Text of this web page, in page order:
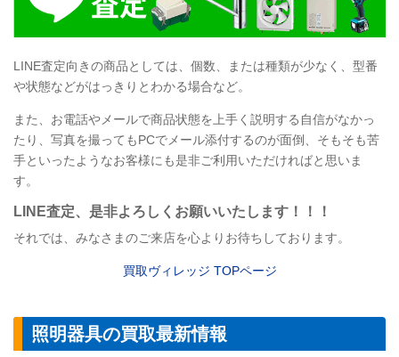
LINE査定向きの商品としては、個数、または種類が少なく、型番
や状態などがはっきりとわかる場合など。
また、お電話やメールで商品状態を上手く説明する自信がなかっ
たり、写真を撮ってもPCでメール添付するのが面倒、そもそも苦
手といったようなお客様にも是非ご利用いただければと思いま
す。
LINE査定、是非よろしくお願いいたします！！！
それでは、みなさまのご来店を心よりお待ちしております。
買取ヴィレッジ TOPページ
照明器具の買取最新情報